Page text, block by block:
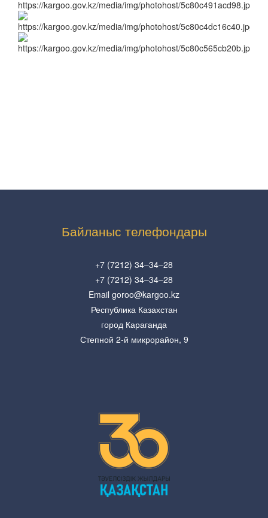
Байланыс телефондары
+7 (7212) 34–34–28
+7 (7212) 34–34–28
Email goroo@kargoo.kz
Республика Казахстан
город Караганда
Степной 2-й микрорайон, 9